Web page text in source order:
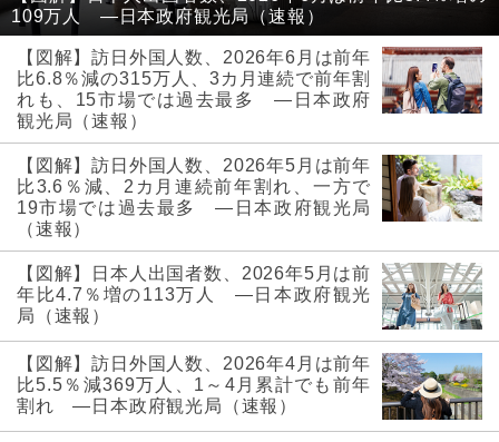
109万人 ―日本政府観光局（速報）
【図解】訪日外国人数、2026年6月は前年
比6.8％減の315万人、3カ月連続で前年割
れも、15市場では過去最多 ―日本政府
観光局（速報）
【図解】訪日外国人数、2026年5月は前年
比3.6％減、2カ月連続前年割れ、一方で
19市場では過去最多 ―日本政府観光局
（速報）
【図解】日本人出国者数、2026年5月は前
年比4.7％増の113万人 ―日本政府観光
局（速報）
【図解】訪日外国人数、2026年4月は前年
比5.5％減369万人、1～4月累計でも前年
割れ ―日本政府観光局（速報）